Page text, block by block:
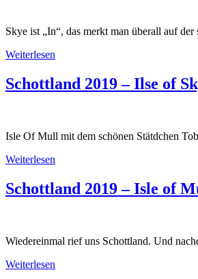
Skye ist „In“, das merkt man überall auf
Weiterlesen
Schottland 2019 – Ilse of
Isle Of Mull mit dem schönen Stätdchen
Weiterlesen
Schottland 2019 – Isle of
Wiedereinmal rief uns Schottland. Und
Weiterlesen